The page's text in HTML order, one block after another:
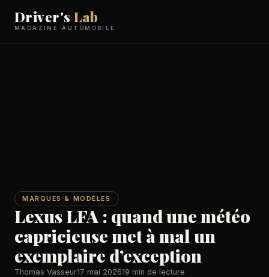
Driver'sLab
MAGAZINE AUTOMOBILE
MARQUES & MODÈLES
Lexus LFA : quand une météo
capricieuse met à mal un
exemplaire d’exception
Thomas Vasseur17 mai 202619 min de lecture